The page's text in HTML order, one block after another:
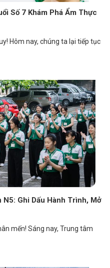
Số 7 Khám Phá Ẩm Thực
Hôm nay, chúng ta lại tiếp tục
Ghi Dấu Hành Trình, Mở
mến! Sáng nay, Trung tâm